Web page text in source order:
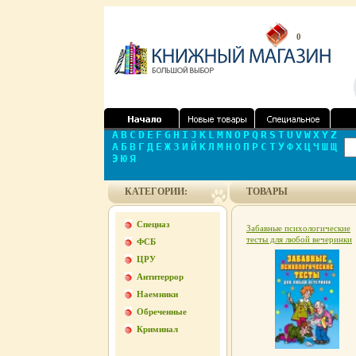
0
A B C D E F G H I J K L M N O P Q R S T U V W X Y Z
А Б В Г Д Е Ж З И Й К Л М Н О П Р С Т У Ф Х Ц Ч Ш Щ
Э Ю Я
КАТЕГОРИИ:
Спецназ
ФСБ
ЦРУ
Антитеррор
Наемники
Обреченные
Криминал
ТОВАРЫ
Забавные психологические
тесты для любой вечеринки
Серия: Веселимся от души
инфо 2632i.